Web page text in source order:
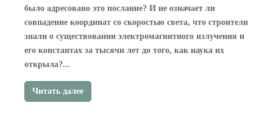
было адресовано это послание? И не означает ли
совпадение координат со скоростью света, что строители
знали о существовании электромагнитного излучения и
его константах за тысячи лет до того, как наука их
открыла?...
Читать далее